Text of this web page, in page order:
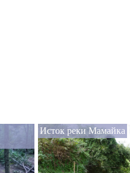
Исток реки Мамайка